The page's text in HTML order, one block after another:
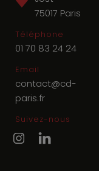
75017 Paris
Téléphone
01 70 83 24 24
Email
contact@cd-
paris.fr
Suivez-nous